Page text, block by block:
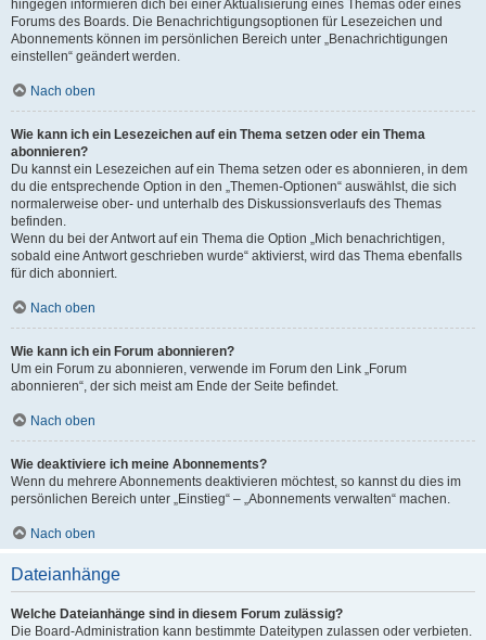
hingegen informieren dich bei einer Aktualisierung eines Themas oder eines
Forums des Boards. Die Benachrichtigungsoptionen für Lesezeichen und
Abonnements können im persönlichen Bereich unter „Benachrichtigungen
einstellen“ geändert werden.
Nach oben
Wie kann ich ein Lesezeichen auf ein Thema setzen oder ein Thema
abonnieren?
Du kannst ein Lesezeichen auf ein Thema setzen oder es abonnieren, in dem
du die entsprechende Option in den „Themen-Optionen“ auswählst, die sich
normalerweise ober- und unterhalb des Diskussionsverlaufs des Themas
befinden.
Wenn du bei der Antwort auf ein Thema die Option „Mich benachrichtigen,
sobald eine Antwort geschrieben wurde“ aktivierst, wird das Thema ebenfalls
für dich abonniert.
Nach oben
Wie kann ich ein Forum abonnieren?
Um ein Forum zu abonnieren, verwende im Forum den Link „Forum
abonnieren“, der sich meist am Ende der Seite befindet.
Nach oben
Wie deaktiviere ich meine Abonnements?
Wenn du mehrere Abonnements deaktivieren möchtest, so kannst du dies im
persönlichen Bereich unter „Einstieg“ – „Abonnements verwalten“ machen.
Nach oben
Dateianhänge
Welche Dateianhänge sind in diesem Forum zulässig?
Die Board-Administration kann bestimmte Dateitypen zulassen oder verbieten.